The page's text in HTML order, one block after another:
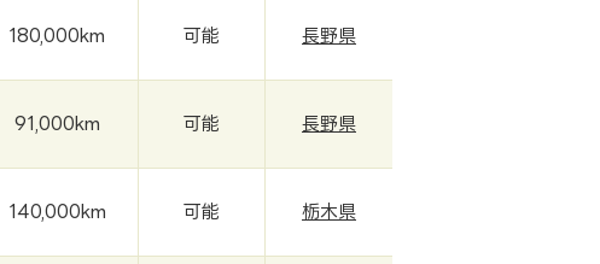
180,000km 可能 長野県
91,000km 可能 長野県
140,000km 可能 栃木県